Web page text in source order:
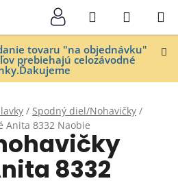
tovaru "na objednávku"
prebiehajú celozávodné
Hľadať
KOŠÍK
/ Spodný diel/Nohavičky /
Anita 8332 Naobie
8332